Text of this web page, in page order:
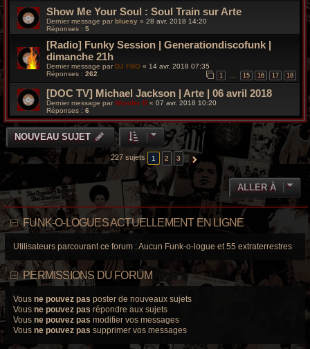
Show Me Your Soul : Soul Train sur Arte
Dernier message par bluesy « 28 avr. 2018 14:20
Réponses : 5
[Radio] Funky Session | Generationdiscofunk |
dimanche 21h
Dernier message par DJ FBO « 14 avr. 2018 07:35
Réponses : 262 1 … 15 16 17 18
[DOC TV] Michael Jackson | Arte | 06 avril 2018
Dernier message par Wonder B « 07 avr. 2018 10:20
Réponses : 6
NOUVEAU SUJET
227 sujets 1 2 3 SUIVANTE
ALLER À
FUNK-O-LOGUES ACTUELLEMENT EN LIGNE
Utilisateurs parcourant ce forum : Aucun Funk-o-logue et 55 extraterrestres
PERMISSIONS DU FORUM
Vous ne pouvez pas poster de nouveaux sujets
Vous ne pouvez pas répondre aux sujets
Vous ne pouvez pas modifier vos messages
Vous ne pouvez pas supprimer vos messages